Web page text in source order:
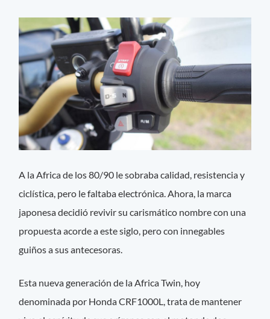
A la Africa de los 80/90 le sobraba calidad, resistencia y
ciclística, pero le faltaba electrónica. Ahora, la marca
japonesa decidió revivir su carismático nombre con una
propuesta acorde a este siglo, pero con innegables
guiños a sus antecesoras.
Esta nueva generación de la Africa Twin, hoy
denominada por Honda CRF1000L, trata de mantener